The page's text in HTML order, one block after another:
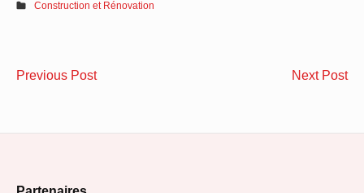
Construction et Rénovation
Navigation
Previous PostSous
Next PostLa